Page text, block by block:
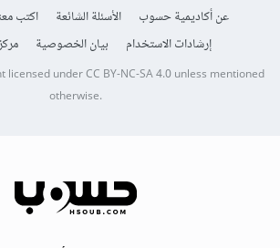
عن أكاديمية حسوب الأسئلة الشائعة اكتب
إرشادات الاستخدام
بيان الخصوصية
licensed underCC BY-NC-SA 4.0unless mentioned
otherwise.